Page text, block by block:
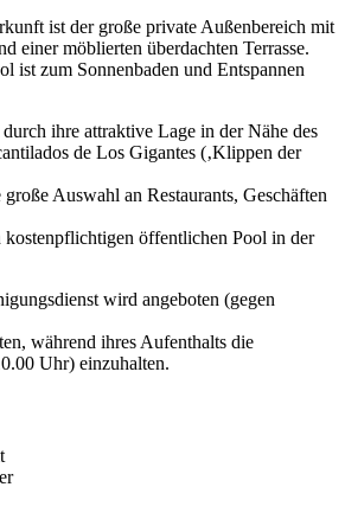
ist der große private Außenbereich mit
einer möblierten überdachten Terrasse.
ist zum Sonnenbaden und Entspannen
ihre attraktive Lage in der Nähe des
de Los Gigantes (‚Klippen der
Auswahl an Restaurants, Geschäften
kostenpflichtigen öffentlichen Pool in der
wird angeboten (gegen
während ihres Aufenthalts die
Uhr) einzuhalten.